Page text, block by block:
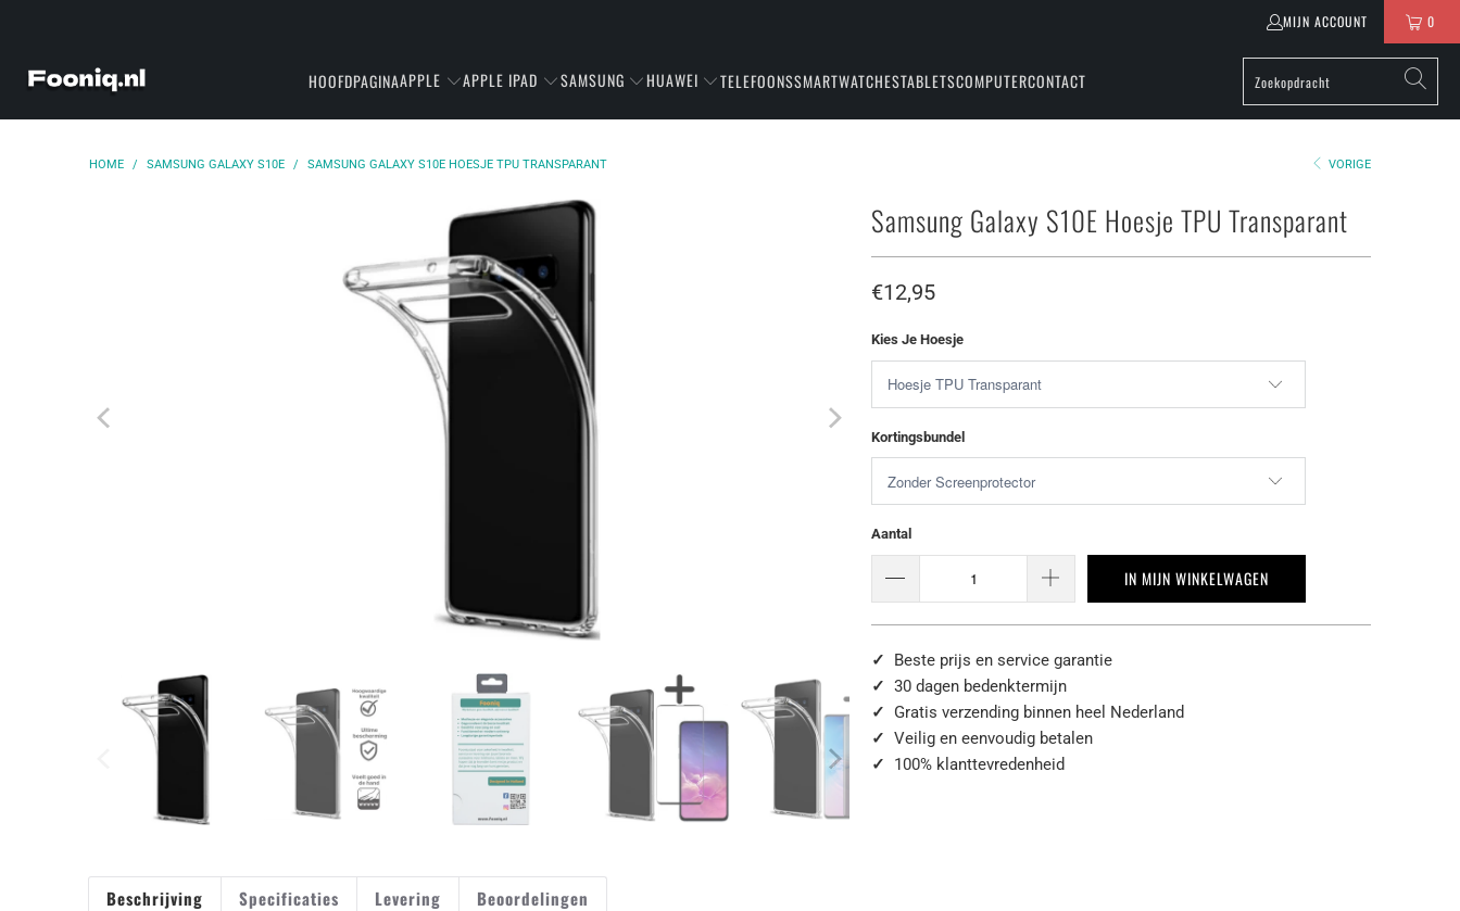
MIJN ACCOUNT 0
HOOFDPAGINAAPPLE APPLE IPAD SAMSUNG HUAWEI TELEFOONSSMARTWATCHESTABLETSCOMPUTERCONTACT
VORIGE
HOME / SAMSUNG GALAXY S10E / SAMSUNG GALAXY S10E HOESJE TPU TRANSPARANT
Samsung Galaxy S10E Hoesje TPU Transparant
€12,95
Kies Je Hoesje
Kortingsbundel
Aantal
IN MIJN WINKELWAGEN
✓ Beste prijs en service garantie
✓ 30 dagen bedenktermijn
✓ Gratis verzending binnen heel Nederland
✓ Veilig en eenvoudig betalen
✓ 100% klanttevredenheid
Beschrijving Specificaties Levering Beoordelingen